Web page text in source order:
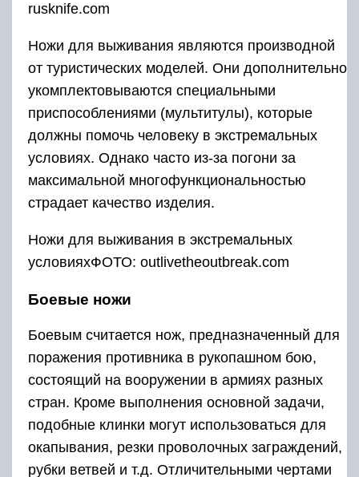
rusknife.com
Ножи для выживания являются производной
от туристических моделей. Они дополнительно
укомплектовываются специальными
приспособлениями (мультитулы), которые
должны помочь человеку в экстремальных
условиях. Однако часто из-за погони за
максимальной многофункциональностью
страдает качество изделия.
Ножи для выживания в экстремальных
условияхФОТО: outlivetheoutbreak.com
Боевые ножи
Боевым считается нож, предназначенный для
поражения противника в рукопашном бою,
состоящий на вооружении в армиях разных
стран. Кроме выполнения основной задачи,
подобные клинки могут использоваться для
окапывания, резки проволочных заграждений,
рубки ветвей и т.д. Отличительными чертами